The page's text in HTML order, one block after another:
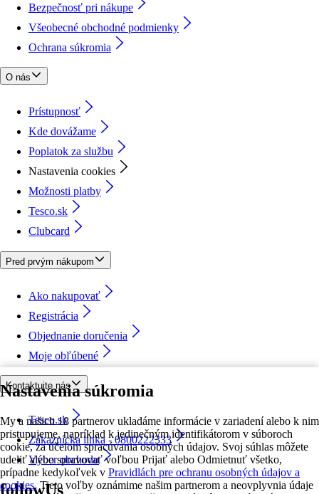
Nastavenia súkromia
My a našich 18 partnerov ukladáme informácie v zariadení alebo k nim
pristupujeme, napríklad k jedinečným identifikátorom v súboroch
cookie, za účelom spracúvania osobných údajov. Svoj súhlas môžete
udeliť alebo spravovať voľbou Prijať alebo Odmietnuť všetko,
prípadne kedykoľvek v Pravidlách pre ochranu osobných údajov a
cookies. Tieto voľby oznámime našim partnerom a neovplyvnia údaje
Bezpečnosť pri nákupe
Všeobecné obchodné podmienky
Ochrana súkromia
O nás
Prístupnosť
Kde dovážame
Poplatok za službu
Nastavenia cookies
Možnosti platby
Tesco.sk
Clubcard
Pred prvým nákupom
Ako nakupovať
Registrácia
Objednanie doručenia
Moje obľúbené
Kontaktujte nás
Tesco.sk
Zákaznícka linka - 0800222333
Výber obchodu
followUs